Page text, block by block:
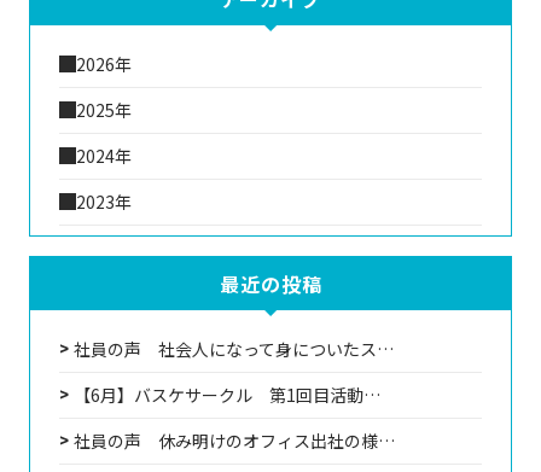
2026年
2025年
2024年
2023年
最近の投稿
社員の声 社会人になって身についたス…
【6月】バスケサークル 第1回目活動…
社員の声 休み明けのオフィス出社の様…